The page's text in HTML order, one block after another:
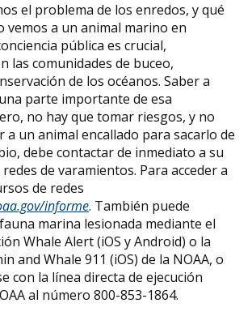
el problema de los enredos, y qué
vemos a un animal marino en
pública es crucial,
las comunidades de buceo,
de los océanos. Saber a
parte importante de esa
no hay que tomar riesgos, y no
a un animal encallado para sacarlo de
debe contactar de inmediato a su
de varamientos. Para acceder a
de redes
informe. También puede
marina lesionada mediante el
Whale Alert (iOS y Android) o la
and Whale 911 (iOS) de la NOAA, o
con la línea directa de ejecución
al número 800-853-1864.